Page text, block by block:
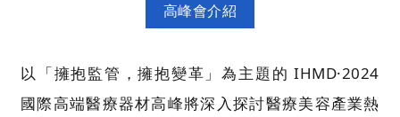
高峰會介紹
以「擁抱監管，擁抱變革」為主題的 IHMD·2024
國際高端醫療器材高峰將深入探討醫療美容產業熱